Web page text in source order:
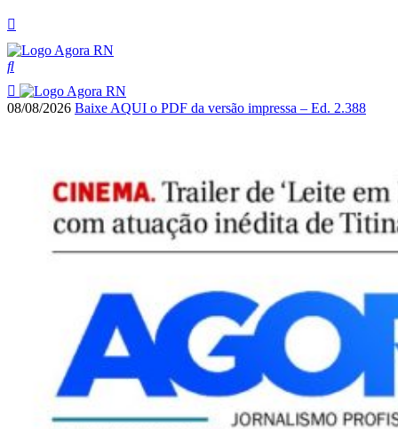
08/08/2026 Baixe AQUI o PDF da versão impressa – Ed. 2.388